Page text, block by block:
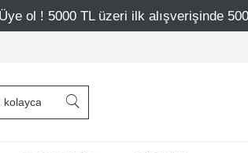
üzeri ilk alışverişinde 500 TL indirim